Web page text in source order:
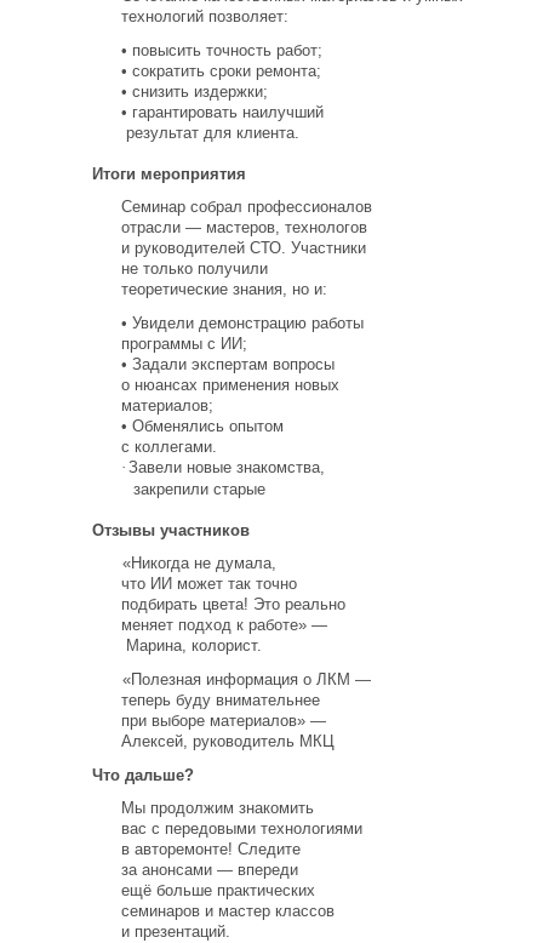
технологий позволяет:
• повысить точность работ;
• сократить сроки ремонта;
• снизить издержки;
• гарантировать наилучший
результат для клиента.
Итоги мероприятия
Семинар собрал профессионалов
отрасли — мастеров, технологов
и руководителей СТО. Участники
не только получили
теоретические знания, но и:
• Увидели демонстрацию работы
программы с ИИ;
• Задали экспертам вопросы
о нюансах применения новых
материалов;
• Обменялись опытом
с коллегами.
· Завели новые знакомства,
закрепили старые
Отзывы участников
«Никогдане думала,
что ИИ может так точно
подбирать цвета! Это реально
меняет подход к работе» —
Марина, колорист.
«Полезнаяинформация о ЛКМ —
теперь буду внимательнее
при выборе материалов» —
Алексей, руководитель МКЦ
Что дальше?
Мы продолжим знакомить
вас с передовыми технологиями
в авторемонте! Следите
за анонсами — впереди
ещё больше практических
семинаров и мастер классов
и презентаций.